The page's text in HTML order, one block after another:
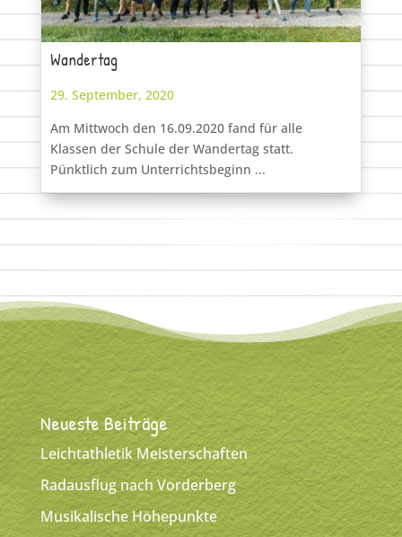
Wandertag
29. September, 2020
Am Mittwoch den 16.09.2020 fand für alle
Klassen der Schule der Wandertag statt.
Pünktlich zum Unterrichtsbeginn ...
Neueste Beiträge
Leichtathletik Meisterschaften
Radausflug nach Vorderberg
Musikalische Höhepunkte